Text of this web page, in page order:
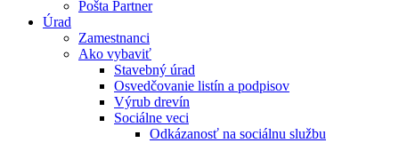
Pošta Partner
Úrad
Zamestnanci
Ako vybaviť
Stavebný úrad
Osvedčovanie listín a podpisov
Výrub drevín
Sociálne veci
Odkázanosť na sociálnu službu